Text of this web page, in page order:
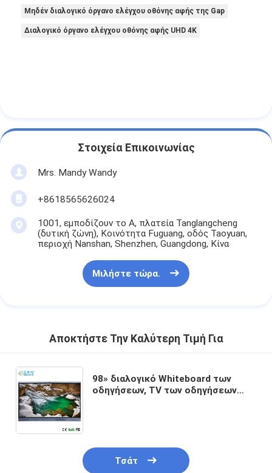
Μηδέν διαλογικό όργανο ελέγχου οθόνης αφής της Gap
Διαλογικό όργανο ελέγχου οθόνης αφής UHD 4K
Στοιχεία Επικοινωνίας
Mrs. Mandy Wandy
+8618565626024
1001, εμποδίζουν το Α, πλατεία Tanglangcheng
(δυτική ζώνη), Κοινότητα Fuguang, οδός Taoyuan,
περιοχή Nanshan, Shenzhen, Guangdong, Κίνα
Μιλήστε τώρα.
Αποκτήστε Την Καλύτερη Τιμή Για
98» διαλογικό Whiteboard των
οδηγήσεων, TV των οδηγήσεων
Τσάτ